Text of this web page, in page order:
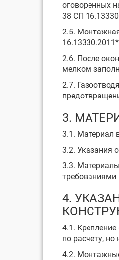
оговоренных
38 СП
2.5.
2.6. После
мелком
2.7.
3.
3.1. Материал
3.2. Указания
3.3.
требованиями
4.
4.1.
по расчету,
4.2.